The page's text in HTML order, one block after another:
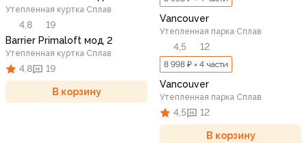
Утепленная куртка Сплав
4,8
19
Barrier Primaloft мод 2
Утепленная куртка Сплав
4,8 19
В корзину
Vancouver
Утепленная парка Сплав
4,5 12
8 998 ₽ × 4 части
Vancouver
Утепленная парка Сплав
4,5 12
В корзину